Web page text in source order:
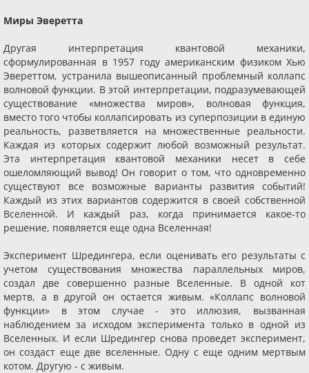
Миры Эверетта
Другая интерпретация квантовой механики,
сформулированная в 1957 году американским физиком Хью
Эвереттом, устранила вышеописанный проблемный коллапс
волновой функции. В этой интерпретации, подразумевающей
существование «множества миров», волновая функция,
вместо того чтобы коллапсировать из суперпозиции в единую
реальность, разветвляется на множественные реальности.
Каждая из которых содержит любой возможный результат.
Эта интерпретация квантовой механики несет в себе
ошеломляющий вывод! Он говорит о том, что одновременно
существуют все возможные варианты развития событий!
Каждый из этих вариантов содержится в своей собственной
Вселенной. И каждый раз, когда принимается какое-то
решение, появляется еще одна Вселенная!
Эксперимент Шредингера, если оценивать его результаты с
учетом существования множества параллельных миров,
создал две совершенно разные Вселенные. В одной кот
мертв, а в другой он остается живым. «Коллапс волновой
функции» в этом случае - это иллюзия, вызванная
наблюдением за исходом эксперимента только в одной из
Вселенных. И если Шредингер снова проведет эксперимент,
он создаст еще две вселенные. Одну с еще одним мертвым
котом. Другую - с живым.